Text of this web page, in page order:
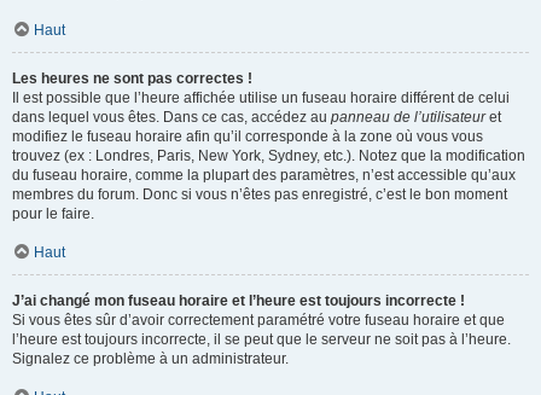
Haut
Les heures ne sont pas correctes !
Il est possible que l’heure affichée utilise un fuseau horaire différent de celui
dans lequel vous êtes. Dans ce cas, accédez au panneau de l’utilisateuret
modifiez le fuseau horaire afin qu’il corresponde à la zone où vous vous
trouvez (ex : Londres, Paris, New York, Sydney, etc.). Notez que la modification
du fuseau horaire, comme la plupart des paramètres, n’est accessible qu’aux
membres du forum. Donc si vous n’êtes pas enregistré, c’est le bon moment
pour le faire.
Haut
J’ai changé mon fuseau horaire et l’heure est toujours incorrecte !
Si vous êtes sûr d’avoir correctement paramétré votre fuseau horaire et que
l’heure est toujours incorrecte, il se peut que le serveur ne soit pas à l’heure.
Signalez ce problème à un administrateur.